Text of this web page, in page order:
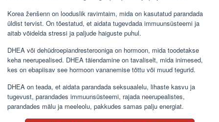
Korea ženšenn on looduslik ravimtaim, mida on kasutatud parandada
üldist tervist. On tõestatud, et aidata tugevdada immuunsüsteemi ja
aitab võidelda stressi ja paljude haiguste puhul.
DHEA või dehüdroepiandresterooniga on hormoon, mida toodetakse
keha neerupealised. DHEA täiendamine on tavaliselt, mida inimesed,
kes on ebapiisav see hormoon vananemise tõttu või muud tegurid.
DHEA on teada, et aidata parandada seksuaalelu, lihaste kasvu ja
tugevust, parandades immuunsüsteemi, rajada neerupealistes,
parandades mälu ja meeleolu, pakkudes samas palju energiat.